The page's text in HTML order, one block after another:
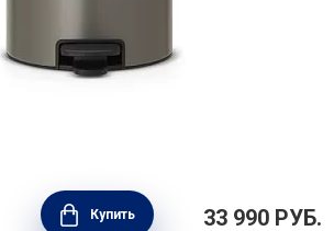
бак с педалью NewIcon, 20л,
Brabantia, 114045
Купить 33 990 РУБ.